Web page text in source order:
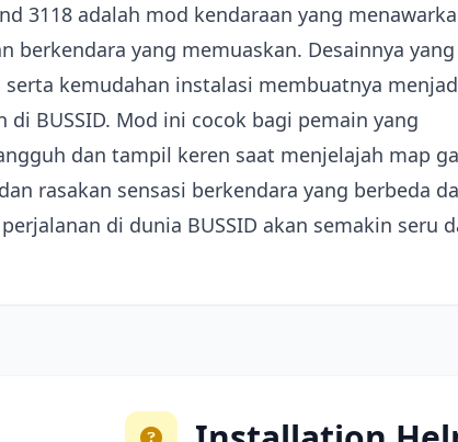
3118 adalah mod kendaraan yang
berkendara yang memuaskan. Desainnya
kemudahan instalasi membuatnya
BUSSID. Mod ini cocok bagi pemain yang
dan tampil keren saat menjelajah map
rasakan sensasi berkendara yang berbeda
di dunia BUSSID akan semakin seru